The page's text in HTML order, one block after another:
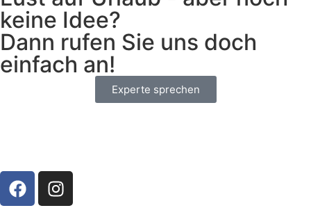
keine Idee?
Dann rufen Sie uns doch
einfach an!
Experte sprechen